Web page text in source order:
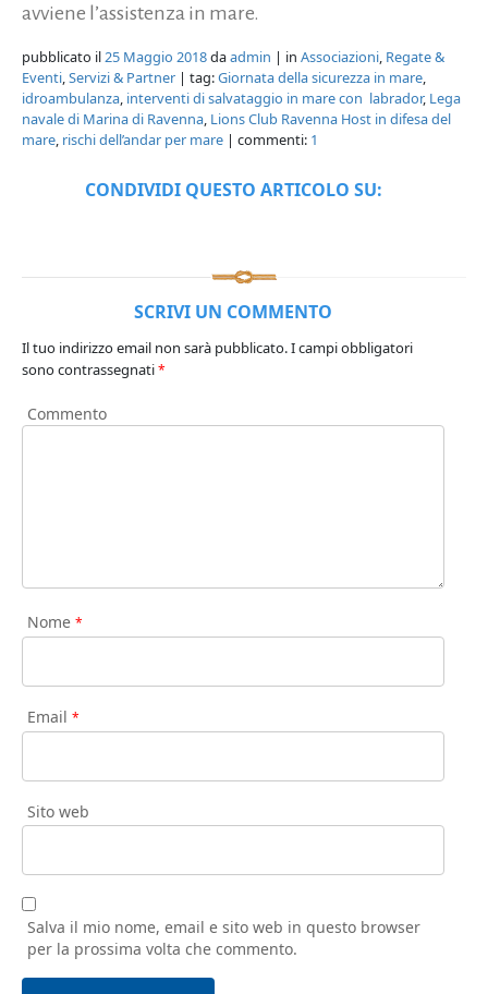
avviene l’assistenza in mare.
pubblicato il25 Maggio 2018daadmin | in Associazioni, Regate &
Eventi,Servizi & Partner | tag:Giornata della sicurezza in mare,
idroambulanza, interventi di salvataggio in mare con labrador, Lega
navale di Marina di Ravenna, Lions Club Ravenna Host in difesa del
mare, rischi dell’andar per mare | commenti: 1
CONDIVIDI QUESTO ARTICOLO SU:
SCRIVI UN COMMENTO
Il tuo indirizzo email non sarà pubblicato.I campi obbligatori
sono contrassegnati*
Commento
Nome *
Email *
Sito web
Salva il mio nome, email e sito web in questo browser
per la prossima volta che commento.